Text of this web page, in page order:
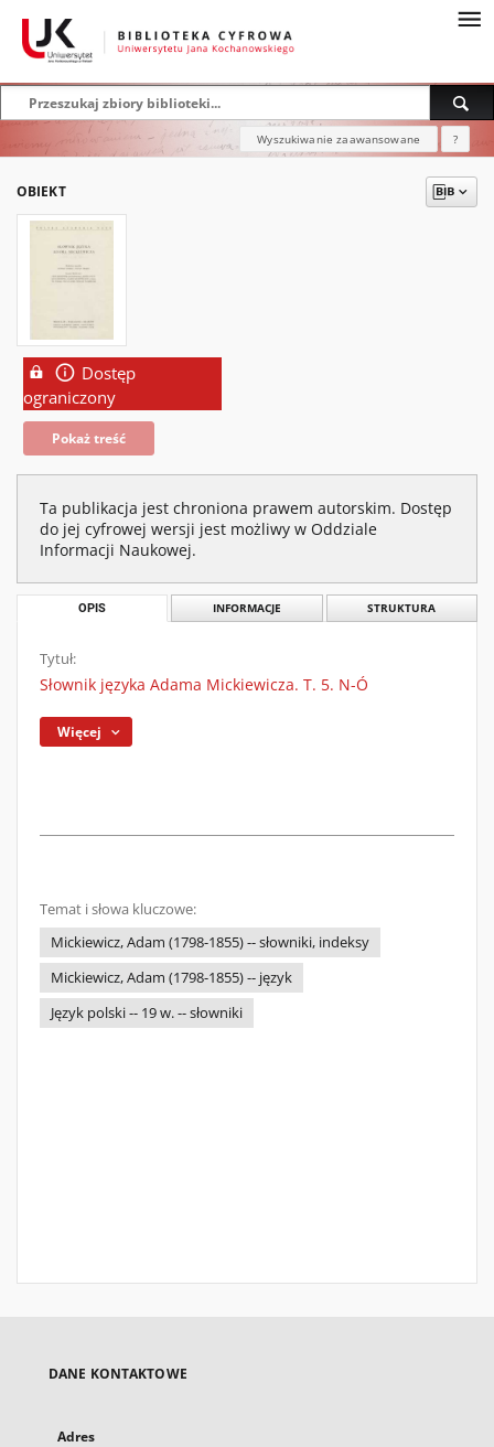
Wyszukiwanie zaawansowane ?
OBIEKT
Dostęp
ograniczony
Pokaż treść
Ta publikacja jest chroniona prawem autorskim. Dostęp
do jej cyfrowej wersji jest możliwy w Oddziale
Informacji Naukowej.
OPIS INFORMACJE STRUKTURA
Tytuł:
Słownik języka Adama Mickiewicza. T. 5. N-Ó
Więcej
Temat i słowa kluczowe:
Mickiewicz, Adam (1798-1855) -- słowniki, indeksy
Mickiewicz, Adam (1798-1855) -- język
Język polski -- 19 w. -- słowniki
DANE KONTAKTOWE
Adres